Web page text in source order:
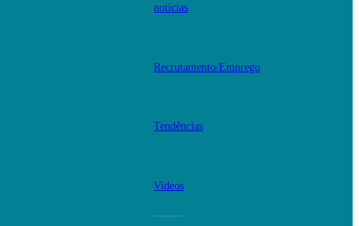
notícias
Recrutamento/Emprego
Tendências
Videos